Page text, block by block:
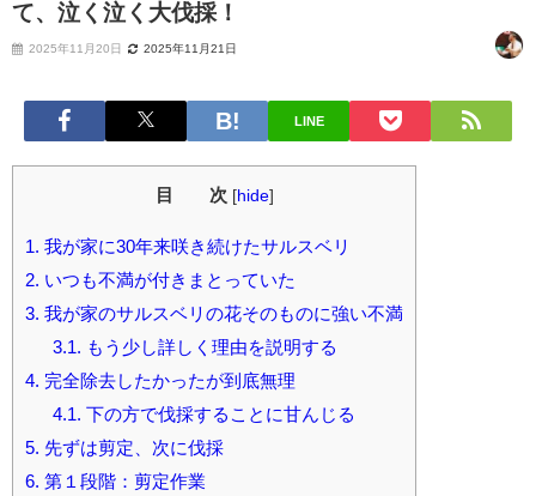
て、泣く泣く大伐採！
2025年11月20日 2025年11月21日
LINE
目 次 [hide]
1. 我が家に30年来咲き続けたサルスベリ
2. いつも不満が付きまとっていた
3. 我が家のサルスベリの花そのものに強い不満
3.1. もう少し詳しく理由を説明する
4. 完全除去したかったが到底無理
4.1. 下の方で伐採することに甘んじる
5. 先ずは剪定、次に伐採
6. 第１段階：剪定作業